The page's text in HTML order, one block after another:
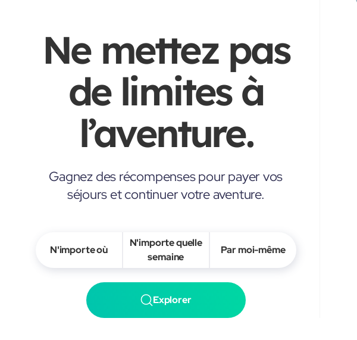
Ne mettez pas
de limites à
l’aventure.
Gagnez des récompenses pour payer vos
séjours et continuer votre aventure.
N'importe où
N'importe quelle
semaine
Par moi-même
Explorer